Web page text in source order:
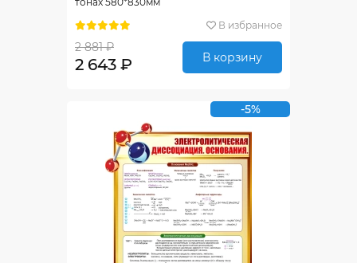
В избранное
2 881 ₽
2 643 ₽ В корзину
-5%